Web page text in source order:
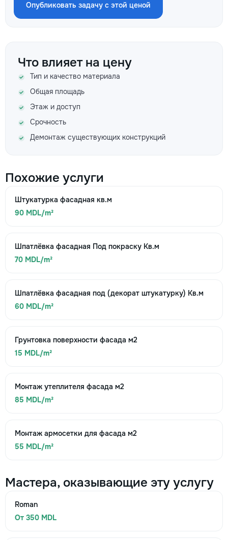
Опубликовать задачу с этой ценой
Что влияет на цену
Тип и качество материала
Общая площадь
Этаж и доступ
Срочность
Демонтаж существующих конструкций
Похожие услуги
Штукатурка фасадная кв.м
90 MDL/m²
Шпатлёвка фасадная Под покраску Кв.м
70 MDL/m²
Шпатлёвка фасадная под (декорат штукатурку) Кв.м
60 MDL/m²
Грунтовка поверхности фасада м2
15 MDL/m²
Монтаж утеплителя фасада м2
85 MDL/m²
Монтаж армосетки для фасада м2
55 MDL/m²
Мастера, оказывающие эту услугу
Roman
От 350 MDL